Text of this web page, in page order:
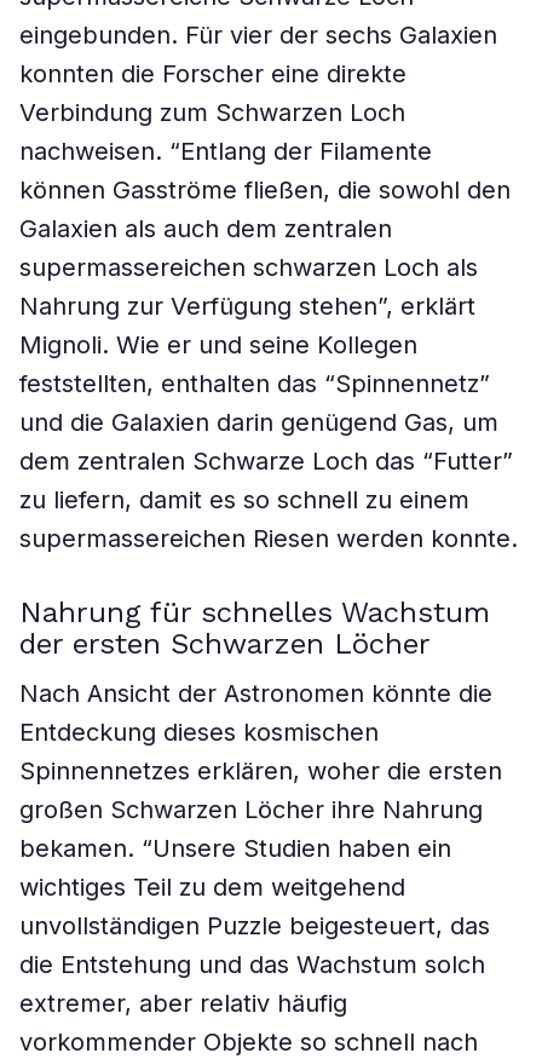
eingebunden. Für vier der sechs Galaxien
konnten die Forscher eine direkte
Verbindung zum Schwarzen Loch
nachweisen. “Entlang der Filamente
können Gasströme fließen, die sowohl den
Galaxien als auch dem zentralen
supermassereichen schwarzen Loch als
Nahrung zur Verfügung stehen”, erklärt
Mignoli. Wie er und seine Kollegen
feststellten, enthalten das “Spinnennetz”
und die Galaxien darin genügend Gas, um
dem zentralen Schwarze Loch das “Futter”
zu liefern, damit es so schnell zu einem
supermassereichen Riesen werden konnte.
Nahrung für schnelles Wachstum
der ersten Schwarzen Löcher
Nach Ansicht der Astronomen könnte die
Entdeckung dieses kosmischen
Spinnennetzes erklären, woher die ersten
großen Schwarzen Löcher ihre Nahrung
bekamen. “Unsere Studien haben ein
wichtiges Teil zu dem weitgehend
unvollständigen Puzzle beigesteuert, das
die Entstehung und das Wachstum solch
extremer, aber relativ häufig
vorkommender Objekte so schnell nach